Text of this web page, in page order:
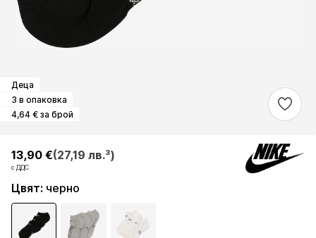
Деца
3 в опаковка
4,64 € за брой
13,90 €(27,19 лв.³)
с ДДС
13,90 €(27,19 лв.³)
с ДДС
13,90 €(27,19 лв.³)
с ДДС
Цвят: черно